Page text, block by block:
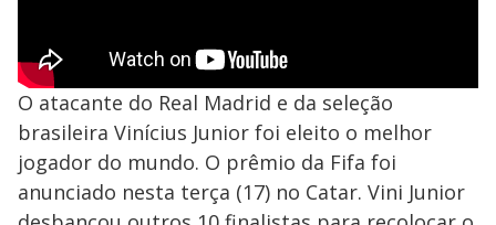
O atacante do Real Madrid e da seleção
brasileira Vinícius Junior foi eleito o melhor
jogador do mundo. O prêmio da Fifa foi
anunciado nesta terça (17) no Catar. Vini Junior